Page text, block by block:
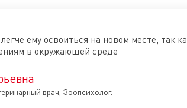
ему освоиться на новом месте, так
в окружающей среде
врач, Зоопсихолог.